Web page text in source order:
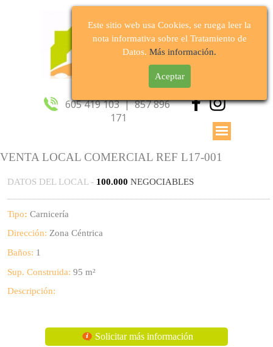
605 419 103  |  857 896
171
VENTA LOCAL COMERCIAL REF L17-001
DATOS DEL LOCAL - 100.000 NEGOCIABLES
Tipo: Carnicería
Dirección: Zona Céntrica
Baños: 1
Sup. Construida: 95 m²
Descripción:
Solicitar más información
Este sitio web usa Cookies, se ruega leer la
nota informativa sobre el Tratamiento de
Datos. Más información.
Aceptar